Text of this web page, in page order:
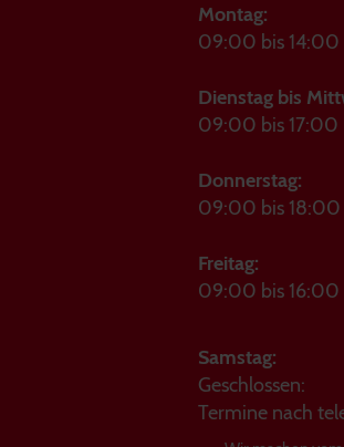
Montag:
09:00 bis 14:00
Dienstag bis
09:00 bis 17:00
Donnerstag:
09:00 bis 18:00
Freitag:
09:00 bis 16:00
Samstag:
Geschlossen:
Termine nach